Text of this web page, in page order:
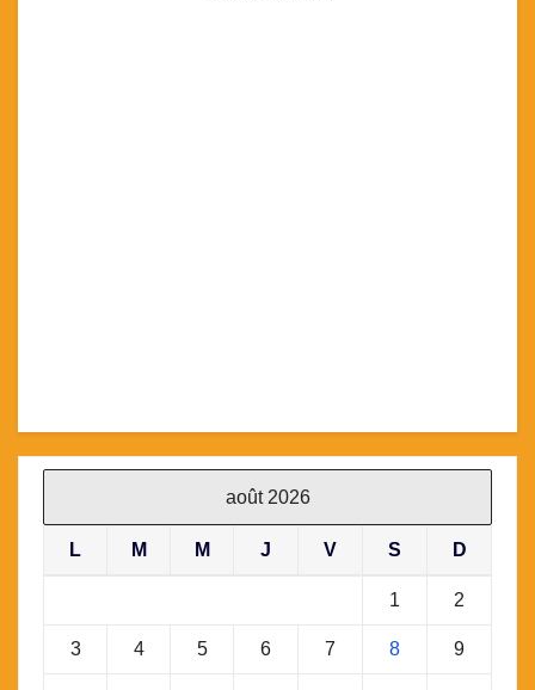
août 2026
L M M J V S D
1 2
3 4 5 6 7 8 9